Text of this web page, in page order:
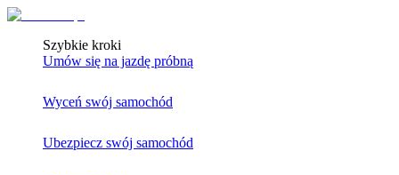
Szybkie kroki
Umów się na jazdę próbną
Wyceń swój samochód
Ubezpiecz swój samochód